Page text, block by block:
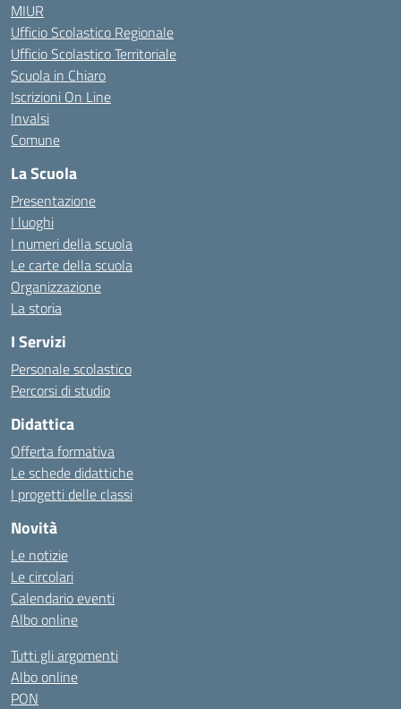
MIUR
Ufficio Scolastico Regionale
Ufficio Scolastico Territoriale
Scuola in Chiaro
Iscrizioni On Line
Invalsi
Comune
La Scuola
Presentazione
I luoghi
I numeri della scuola
Le carte della scuola
Organizzazione
La storia
I Servizi
Personale scolastico
Percorsi di studio
Didattica
Offerta formativa
Le schede didattiche
I progetti delle classi
Novità
Le notizie
Le circolari
Calendario eventi
Albo online
Tutti gli argomenti
Albo online
PON